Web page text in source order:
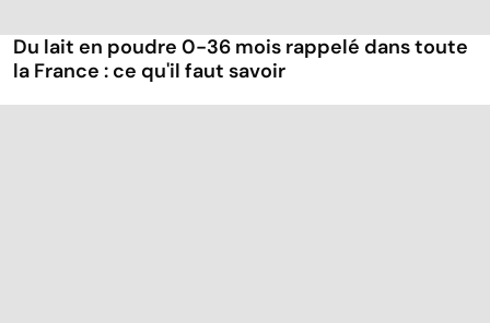
Du lait en poudre 0-36 mois rappelé dans toute
la France : ce qu'il faut savoir